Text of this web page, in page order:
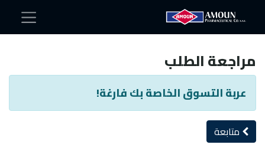
مراجعة الطلب
عربة التسوق الخاصة بك فارغة!
متابعة